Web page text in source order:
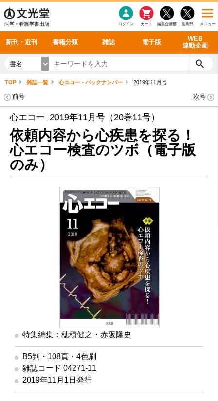
メニュー
営業部
編集企画部
カート
ログイン
新刊・近刊 書籍分類 雑誌 電子版
WEB
連動企画
感染症 老年医学
看護・介護
呼吸器
循環器
シリーズ一覧
雑誌投稿規定
理学療法
雑誌案内・年間購読 最新号 バックナンバー
電子書籍
電子雑誌
書籍「データに基づく臨床動作分析」WEB動画
書籍「眼手術学」WEB動画
書籍「神経症候学 II 改訂第二版」 WEB動画
新刊一覧
今後の発行予定
書名
TOP 雑誌一覧 心エコー - バックナンバー 2019年11月号
前号 次号
心エコー 2019年11月号（20巻11号）
依頼内容から心疾患を探る！
心エコー検査のツボ（電子版
のみ）
特集編集：穂積健之・赤阪隆史
B5判・108頁・4色刷
雑誌コード 04271-11
2019年11月1日発行